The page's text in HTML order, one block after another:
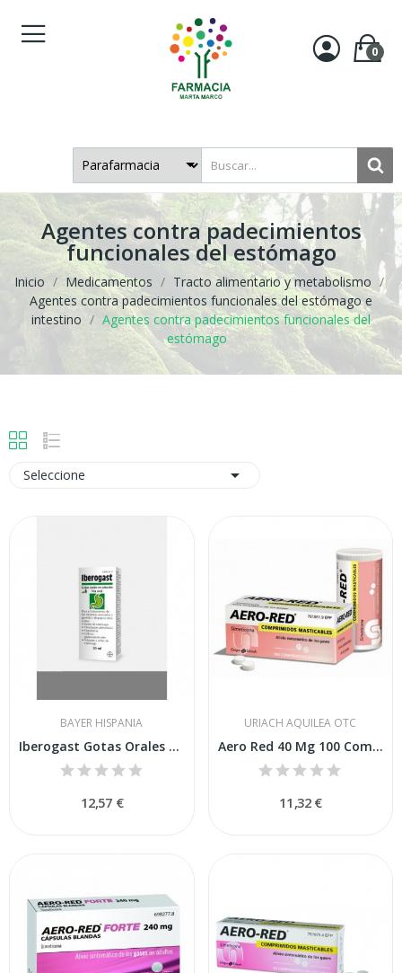
0
Agentes contra padecimientos
funcionales del estómago
Inicio Medicamentos
Tracto alimentario y metabolismo
Agentes contra padecimientos funcionales del estómago e
intestino
Agentes contra padecimientos funcionales del
estómago
Seleccione 
BAYER HISPANIA
Iberogast Gotas Orales en Solucion Frasco de 20 Ml
12,57 €
URIACH AQUILEA OTC
Aero Red 40 Mg 100 Comprimidos Masticables
11,32 €